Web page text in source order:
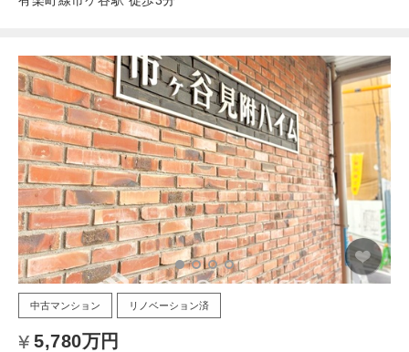
中古マンション リノベーション済
5,780万円